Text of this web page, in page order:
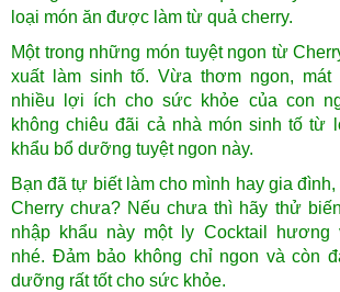
loại món ăn được làm từ quả cherry.
Một trong những món tuyệt ngon từ
xuất làm sinh tố. Vừa thơm ngon, mát
nhiều lợi ích cho sức khỏe của con
không chiêu đãi cả nhà món sinh tố từ
khẩu bổ dưỡng tuyệt ngon này.
Bạn đã tự biết làm cho mình hay gia đình,
Cherry chưa? Nếu chưa thì hãy thử
nhập khẩu này một ly Cocktail hương
nhé. Đảm bảo không chỉ ngon và còn
dưỡng rất tốt cho sức khỏe.